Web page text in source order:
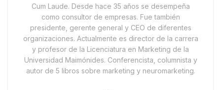
Cum Laude. Desde hace 35 años se desempeña
como consultor de empresas. Fue también
presidente, gerente general y CEO de diferentes
organizaciones. Actualmente es director de la carrera
y profesor de la Licenciatura en Marketing de la
Universidad Maimónides. Conferencista, columnista y
autor de 5 libros sobre marketing y neuromarketing.